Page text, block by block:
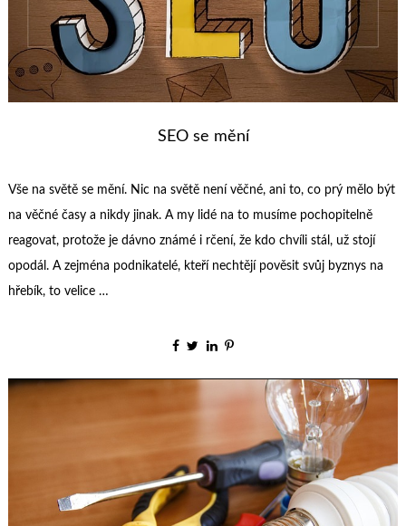
SEO se mění
Vše na světě se mění. Nic na světě není věčné, ani to, co prý mělo být
na věčné časy a nikdy jinak. A my lidé na to musíme pochopitelně
reagovat, protože je dávno známé i rčení, že kdo chvíli stál, už stojí
opodál. A zejména podnikatelé, kteří nechtějí pověsit svůj byznys na
hřebík, to velice …